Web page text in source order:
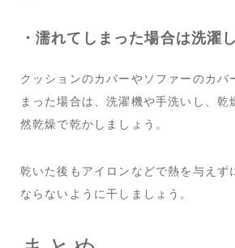
・濡れてしまった場合は洗濯
クッションのカバーやソファーのカバ
まった場合は、洗濯機や手洗いし、乾
然乾燥で乾かしましょう。
乾いた後もアイロンなどで熱を与えず
ならないように干しましょう。